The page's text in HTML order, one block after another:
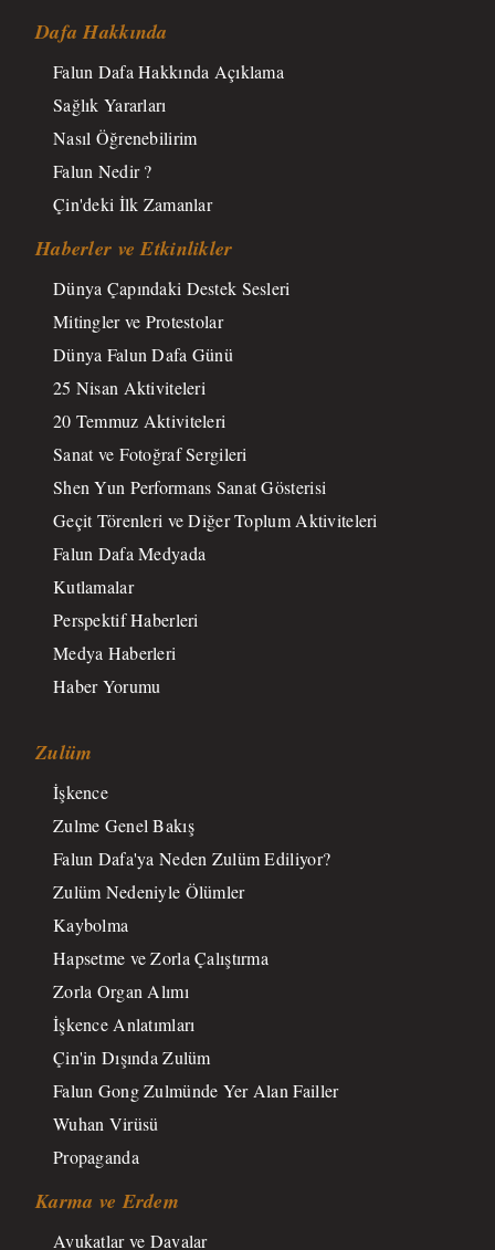
Dafa Hakkında
Falun Dafa Hakkında Açıklama
Sağlık Yararları
Nasıl Öğrenebilirim
Falun Nedir ?
Çin'deki İlk Zamanlar
Haberler ve Etkinlikler
Dünya Çapındaki Destek Sesleri
Mitingler ve Protestolar
Dünya Falun Dafa Günü
25 Nisan Aktiviteleri
20 Temmuz Aktiviteleri
Sanat ve Fotoğraf Sergileri
Shen Yun Performans Sanat Gösterisi
Geçit Törenleri ve Diğer Toplum Aktiviteleri
Falun Dafa Medyada
Kutlamalar
Perspektif Haberleri
Medya Haberleri
Haber Yorumu
Zulüm
İşkence
Zulme Genel Bakış
Falun Dafa'ya Neden Zulüm Ediliyor?
Zulüm Nedeniyle Ölümler
Kaybolma
Hapsetme ve Zorla Çalıştırma
Zorla Organ Alımı
İşkence Anlatımları
Çin'in Dışında Zulüm
Falun Gong Zulmünde Yer Alan Failler
Wuhan Virüsü
Propaganda
Karma ve Erdem
Avukatlar ve Davalar